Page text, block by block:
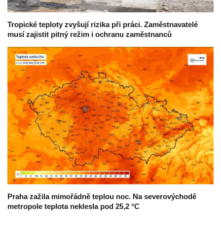
Tropické teploty zvyšují rizika při práci. Zaměstnavatelé
musí zajistit pitný režim i ochranu zaměstnanců
Praha zažila mimořádně teplou noc. Na severovýchodě
metropole teplota neklesla pod 25,2 °C